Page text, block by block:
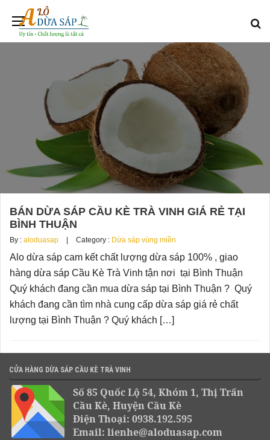
BÁN DỪA SÁP CẦU KÈ TRÀ VINH GIÁ RẺ TẠI
BÌNH THUẬN
By : aloduasap Category : Dừa sáp vùng miền
Alo dừa sáp cam kết chất lượng dừa sáp 100% , giao
hàng dừa sáp Cầu Kè Trà Vinh tận nơi tại Bình Thuận
Quý khách đang cần mua dừa sáp tại Bình Thuận ? Quý
khách đang cần tìm nhà cung cấp dừa sáp giá rẻ chất
lượng tại Bình Thuận ? Quý khách […]
CỬA HÀNG DỪA SÁP CẦU KÈ TRÀ VINH
Số 85 Quốc Lộ 54, Khóm 1, Thị Trấn
Cầu Kè, Huyện Cầu Kè
Điện Thoại: 0938.192.595
Email: lienhe@aloduasap.com